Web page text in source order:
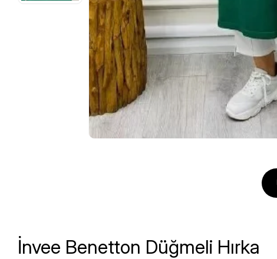
İnvee Benetton Düğmeli Hırka